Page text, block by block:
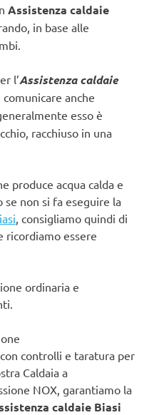
Assistenza caldaie
in base alle
l’Assistenza caldaie
anche
esso è
racchiuso in una
produce acqua calda e
se non si fa eseguire la
, consigliamo quindi di
ricordiamo essere
ordinaria e
controlli e taratura per
Caldaia a
NOX, garantiamo la
caldaie Biasi